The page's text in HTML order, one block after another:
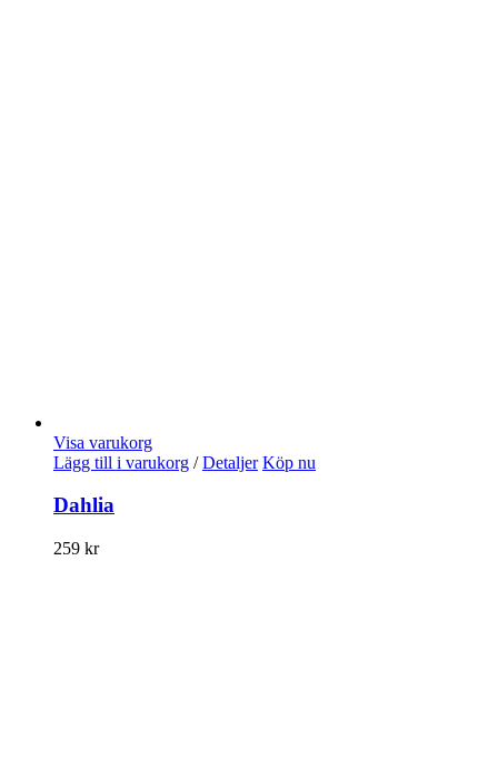
Visa varukorg
Lägg till i varukorg / Detaljer Köp nu
Dahlia
259 kr